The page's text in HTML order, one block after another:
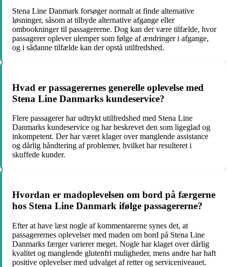
Stena Line Danmark forsøger normalt at finde alternative
løsninger, såsom at tilbyde alternative afgange eller
ombookninger til passagererne. Dog kan der være tilfælde, hvor
passagerer oplever ulemper som følge af ændringer i afgange,
og i sådanne tilfælde kan der opstå utilfredshed.
Hvad er passagerernes generelle oplevelse med
Stena Line Danmarks kundeservice?
Flere passagerer har udtrykt utilfredshed med Stena Line
Danmarks kundeservice og har beskrevet den som ligeglad og
inkompetent. Der har været klager over manglende assistance
og dårlig håndtering af problemer, hvilket har resulteret i
skuffede kunder.
Hvordan er madoplevelsen om bord på færgerne
hos Stena Line Danmark ifølge passagererne?
Efter at have læst nogle af kommentarerne synes det, at
passagerernes oplevelser med maden om bord på Stena Line
Danmarks færger varierer meget. Nogle har klaget over dårlig
kvalitet og manglende glutenfri muligheder, mens andre har haft
positive oplevelser med udvalget af retter og serviceniveauet.